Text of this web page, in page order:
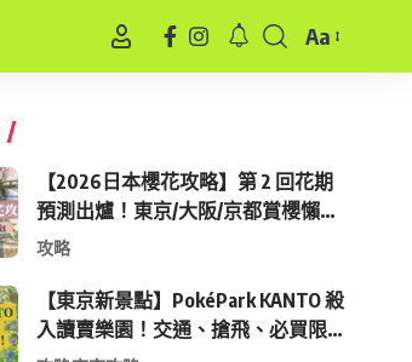
Font
Aa
【2026日本櫻花攻略】第 2 回花期
預測出爐！東京/大阪/京都賞櫻懶人
包 (附最新時間表)
攻略
【東京新景點】PokéPark KANTO 殺
入讀賣樂園！交通、搶飛、必買限定